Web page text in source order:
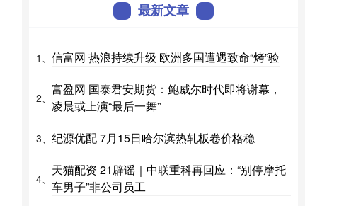
最新文章
1、 信富网 热浪持续升级 欧洲多国遭遇致命“烤”验
2、
富盈网 国泰君安期货：鲍威尔时代即将谢幕，
凌晨或上演“最后一舞”
3、 纪源优配 7月15日哈尔滨热轧板卷价格稳
4、
天猫配资 21辟谣｜中联重科再回应：“别停摩托
车男子”非公司员工